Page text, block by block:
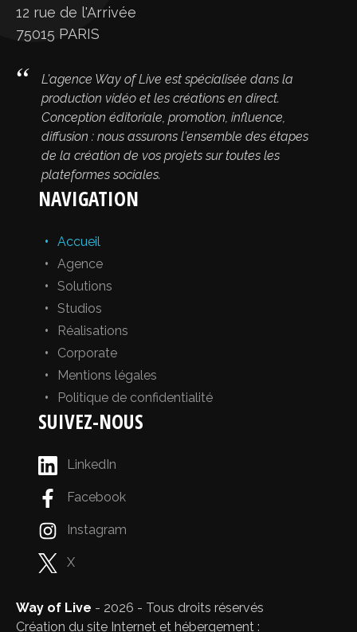
12 rue de l'Arrivée
75015 PARIS
L'agence Way of Live est spécialisée dans la
production vidéo et les créations en direct.
Conception éditoriale, promotion, influence,
diffusion : nous assurons l'ensemble des étapes
de la création de vos projets sur toutes les
plateformes sociales.
NAVIGATION
Accueil
Agence
Solutions
Studios
Réalisations
Corporate
Mentions légales
Politique de confidentialité
SUIVEZ-NOUS
LinkedIn
Facebook
Instagram
X
Way of Live - 2026 - Tous droits réservés
Création du site Internet et hébergement :